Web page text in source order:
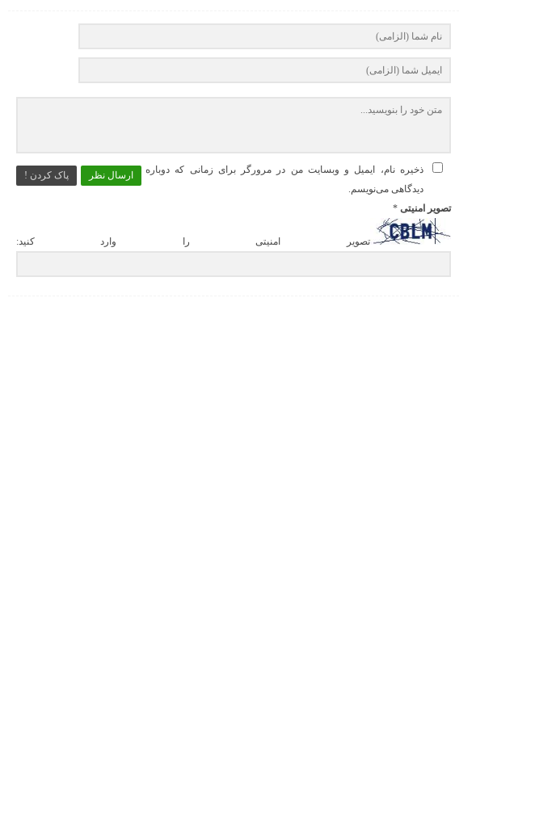
ارسال نظر پاک کردن !
ذخیره نام، ایمیل و وبسایت من در مرورگر برای زمانی که دوباره
دیدگاهی می‌نویسم.
تصویر امنیتی*
تصویر امنیتی را وارد کنید: